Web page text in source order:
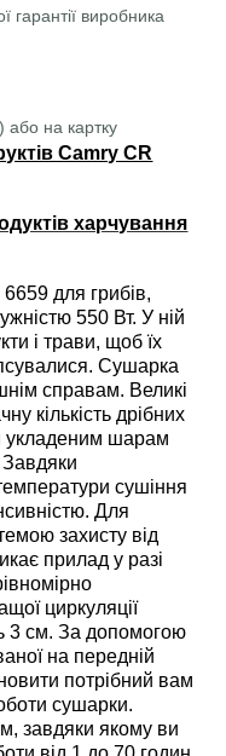
гарантії виробника
або на картку
Camry CR
харчування
для грибів,
550 Вт. У ній
і трави, щоб їх
Сушарка
справам. Великі
кількість дрібних
укладеним шарам
сушіння
Для
захисту від
прилад у разі
циркуляції
3 см. За допомогою
на передній
потрібний вам
сушарки.
завдяки якому ви